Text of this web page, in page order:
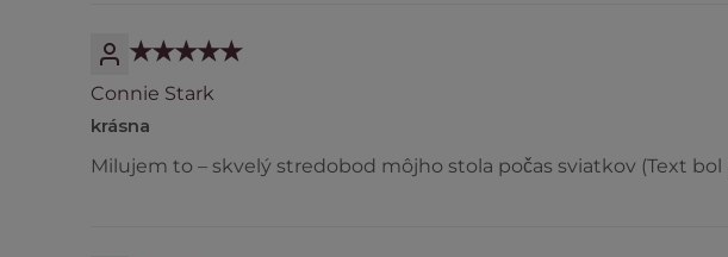
Connie Stark
krásna
Milujem to – skvelý stredobod môjho stola počas sviatkov (Text